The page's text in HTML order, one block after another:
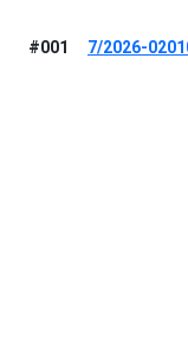
#001 7/2026-